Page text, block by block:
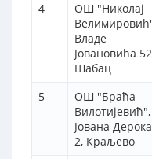
4
ОШ "Николај
Владе
Јовановића
Шабац
5
ОШ "Браћа
Вилотијевић",
Јована Дерока
2, Краљево